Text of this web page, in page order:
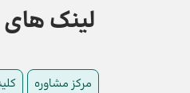
لینک
مرکز مشاوره